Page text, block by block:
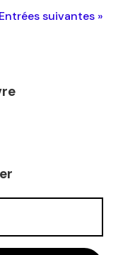
Entrées suivantes »